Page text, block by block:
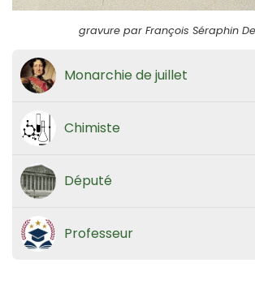
gravure par François Séraphin
Monarchie de juillet
Chimiste
Député
Professeur